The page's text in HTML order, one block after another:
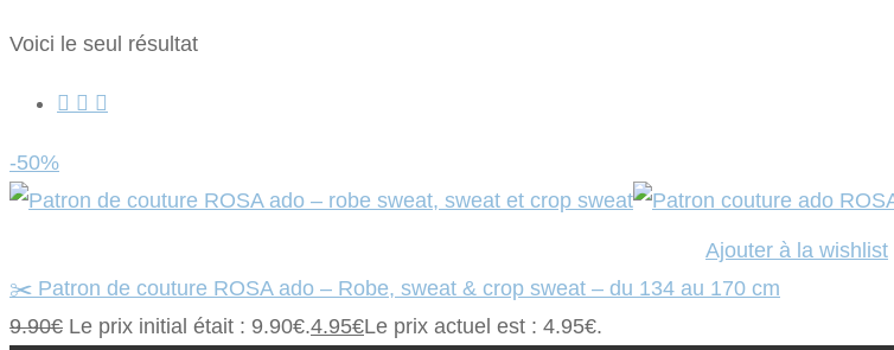
Voici le seul résultat
-50%
Ajouter à la wishlist
✂️ Patron de couture ROSA ado – Robe, sweat & crop sweat – du 134 au 170 cm
9.90€ Le prix initial était : 9.90€.4.95€Le prix actuel est : 4.95€.